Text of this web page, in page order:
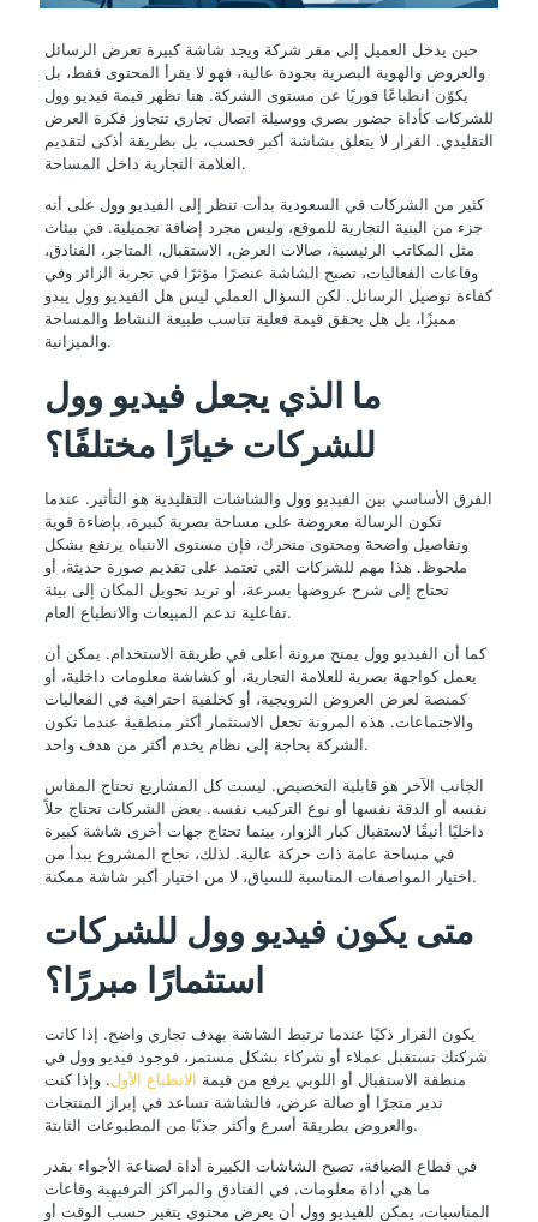
حين يدخل العميل إلى مقر شركة ويجد شاشة كبيرة تعرض الرسائل
والعروض والهوية البصرية بجودة عالية، فهو لا يقرأ المحتوى فقط، بل
يكوّن انطباعًا فوريًا عن مستوى الشركة. هنا تظهر قيمة فيديو وول
للشركات كأداة حضور بصري ووسيلة اتصال تجاري تتجاوز فكرة العرض
التقليدي. القرار لا يتعلق بشاشة أكبر فحسب، بل بطريقة أذكى لتقديم
العلامة التجارية داخل المساحة.
كثير من الشركات في السعودية بدأت تنظر إلى الفيديو وول على أنه
جزء من البنية التجارية للموقع، وليس مجرد إضافة تجميلية. في بيئات
مثل المكاتب الرئيسية، صالات العرض، الاستقبال، المتاجر، الفنادق،
وقاعات الفعاليات، تصبح الشاشة عنصرًا مؤثرًا في تجربة الزائر وفي
كفاءة توصيل الرسائل. لكن السؤال العملي ليس هل الفيديو وول يبدو
مميزًا، بل هل يحقق قيمة فعلية تناسب طبيعة النشاط والمساحة
والميزانية.
ما الذي يجعل فيديو وول
للشركات خيارًا مختلفًا؟
الفرق الأساسي بين الفيديو وول والشاشات التقليدية هو التأثير. عندما
تكون الرسالة معروضة على مساحة بصرية كبيرة، بإضاءة قوية
وتفاصيل واضحة ومحتوى متحرك، فإن مستوى الانتباه يرتفع بشكل
ملحوظ. هذا مهم للشركات التي تعتمد على تقديم صورة حديثة، أو
تحتاج إلى شرح عروضها بسرعة، أو تريد تحويل المكان إلى بيئة
تفاعلية تدعم المبيعات والانطباع العام.
كما أن الفيديو وول يمنح مرونة أعلى في طريقة الاستخدام. يمكن أن
يعمل كواجهة بصرية للعلامة التجارية، أو كشاشة معلومات داخلية، أو
كمنصة لعرض العروض الترويجية، أو كخلفية احترافية في الفعاليات
والاجتماعات. هذه المرونة تجعل الاستثمار أكثر منطقية عندما تكون
الشركة بحاجة إلى نظام يخدم أكثر من هدف واحد.
الجانب الآخر هو قابلية التخصيص. ليست كل المشاريع تحتاج المقاس
نفسه أو الدقة نفسها أو نوع التركيب نفسه. بعض الشركات تحتاج حلاً
داخليًا أنيقًا لاستقبال كبار الزوار، بينما تحتاج جهات أخرى شاشة كبيرة
في مساحة عامة ذات حركة عالية. لذلك، نجاح المشروع يبدأ من
اختيار المواصفات المناسبة للسياق، لا من اختيار أكبر شاشة ممكنة.
متى يكون فيديو وول للشركات
استثمارًا مبررًا؟
يكون القرار ذكيًا عندما ترتبط الشاشة بهدف تجاري واضح. إذا كانت
شركتك تستقبل عملاء أو شركاء بشكل مستمر، فوجود فيديو وول في
منطقة الاستقبال أو اللوبي يرفع من قيمة الانطباع الأول. وإذا كنت
تدير متجرًا أو صالة عرض، فالشاشة تساعد في إبراز المنتجات
والعروض بطريقة أسرع وأكثر جذبًا من المطبوعات الثابتة.
في قطاع الضيافة، تصبح الشاشات الكبيرة أداة لصناعة الأجواء بقدر
ما هي أداة معلومات. في الفنادق والمراكز الترفيهية وقاعات
المناسبات، يمكن للفيديو وول أن يعرض محتوى يتغير حسب الوقت أو